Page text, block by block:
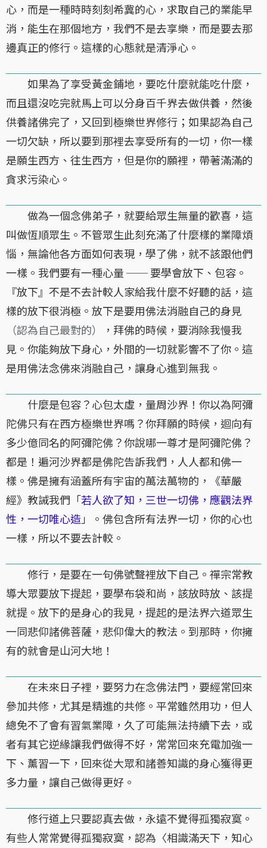
心，而是一種時時刻刻希冀的心，求取自己的業能早
消，能生在那個地方，我們不是去享樂，而是要去那
邊真正的修行。這樣的心態就是清淨心。
如果為了享受黃金鋪地，要吃什麼就能吃什麼，
而且還沒吃完就馬上可以分身百千界去做供養，然後
供養諸佛完了，又回到極樂世界修行；如果認為自己
一切欠缺，所以要到那裡去享受所有的一切，你一樣
是願生西方、往生西方，但是你的願裡，帶著滿滿的
貪求污染心。
做為一個念佛弟子，就要給眾生無量的歡喜，這
叫做恆順眾生。不管眾生此刻充滿了什麼樣的業障煩
惱，無論他各方面如何表現，學了佛，就不該跟他們
一樣。我們要有一種心量 ── 要學會放下、包容。
『放下』不是不去計較人家給我什麼不好聽的話，這
樣的放下很消極。放下是要用佛法消融自己的身見
（認為自己最對的）
，拜佛的時候，要消除我慢我
見。你能夠放下身心，外間的一切就影響不了你。這
是用佛法念佛來消融自己，讓身心進到無我。
什麼是包容？心包太虛，量周沙界！你以為阿彌
陀佛只有在西方極樂世界嗎？你拜願的時候，迴向有
多少億同名的阿彌陀佛？你說哪一尊才是阿彌陀佛？
都是！遍河沙界都是佛陀告訴我們，人人都和佛一
樣。佛是擁有涵蓋所有宇宙的萬法萬物的，《華嚴
經》教誡我們「若人欲了知，三世一切佛，應觀法界
性，一切唯心造」。佛包含所有法界一切，你的心也
一樣，所以不要去計較。
修行，是要在一句佛號聲裡放下自己。禪宗常教
導大眾要放下提起，要學布袋和尚，該放時放、該提
就提。放下的是身心的我見，提起的是法界六道眾生
一同悲仰諸佛菩薩，悲仰偉大的教法。到那時，你擁
有的就會是山河大地！
在未來日子裡，要努力在念佛法門，要經常回來
參加共修，尤其是精進的共修。平常雖然用功，但人
總免不了會有習氣業障，久了可能無法持續下去，或
者有其它逆緣讓我們做得不好，常常回來充電加強一
下、薰習一下，回來從大眾和諸善知識的身心獲得更
多力量，讓自己做得更好。
修行道上只要認真去做，永遠不覺得孤獨寂寞。
有些人常常覺得孤獨寂寞，認為〈相識滿天下，知心